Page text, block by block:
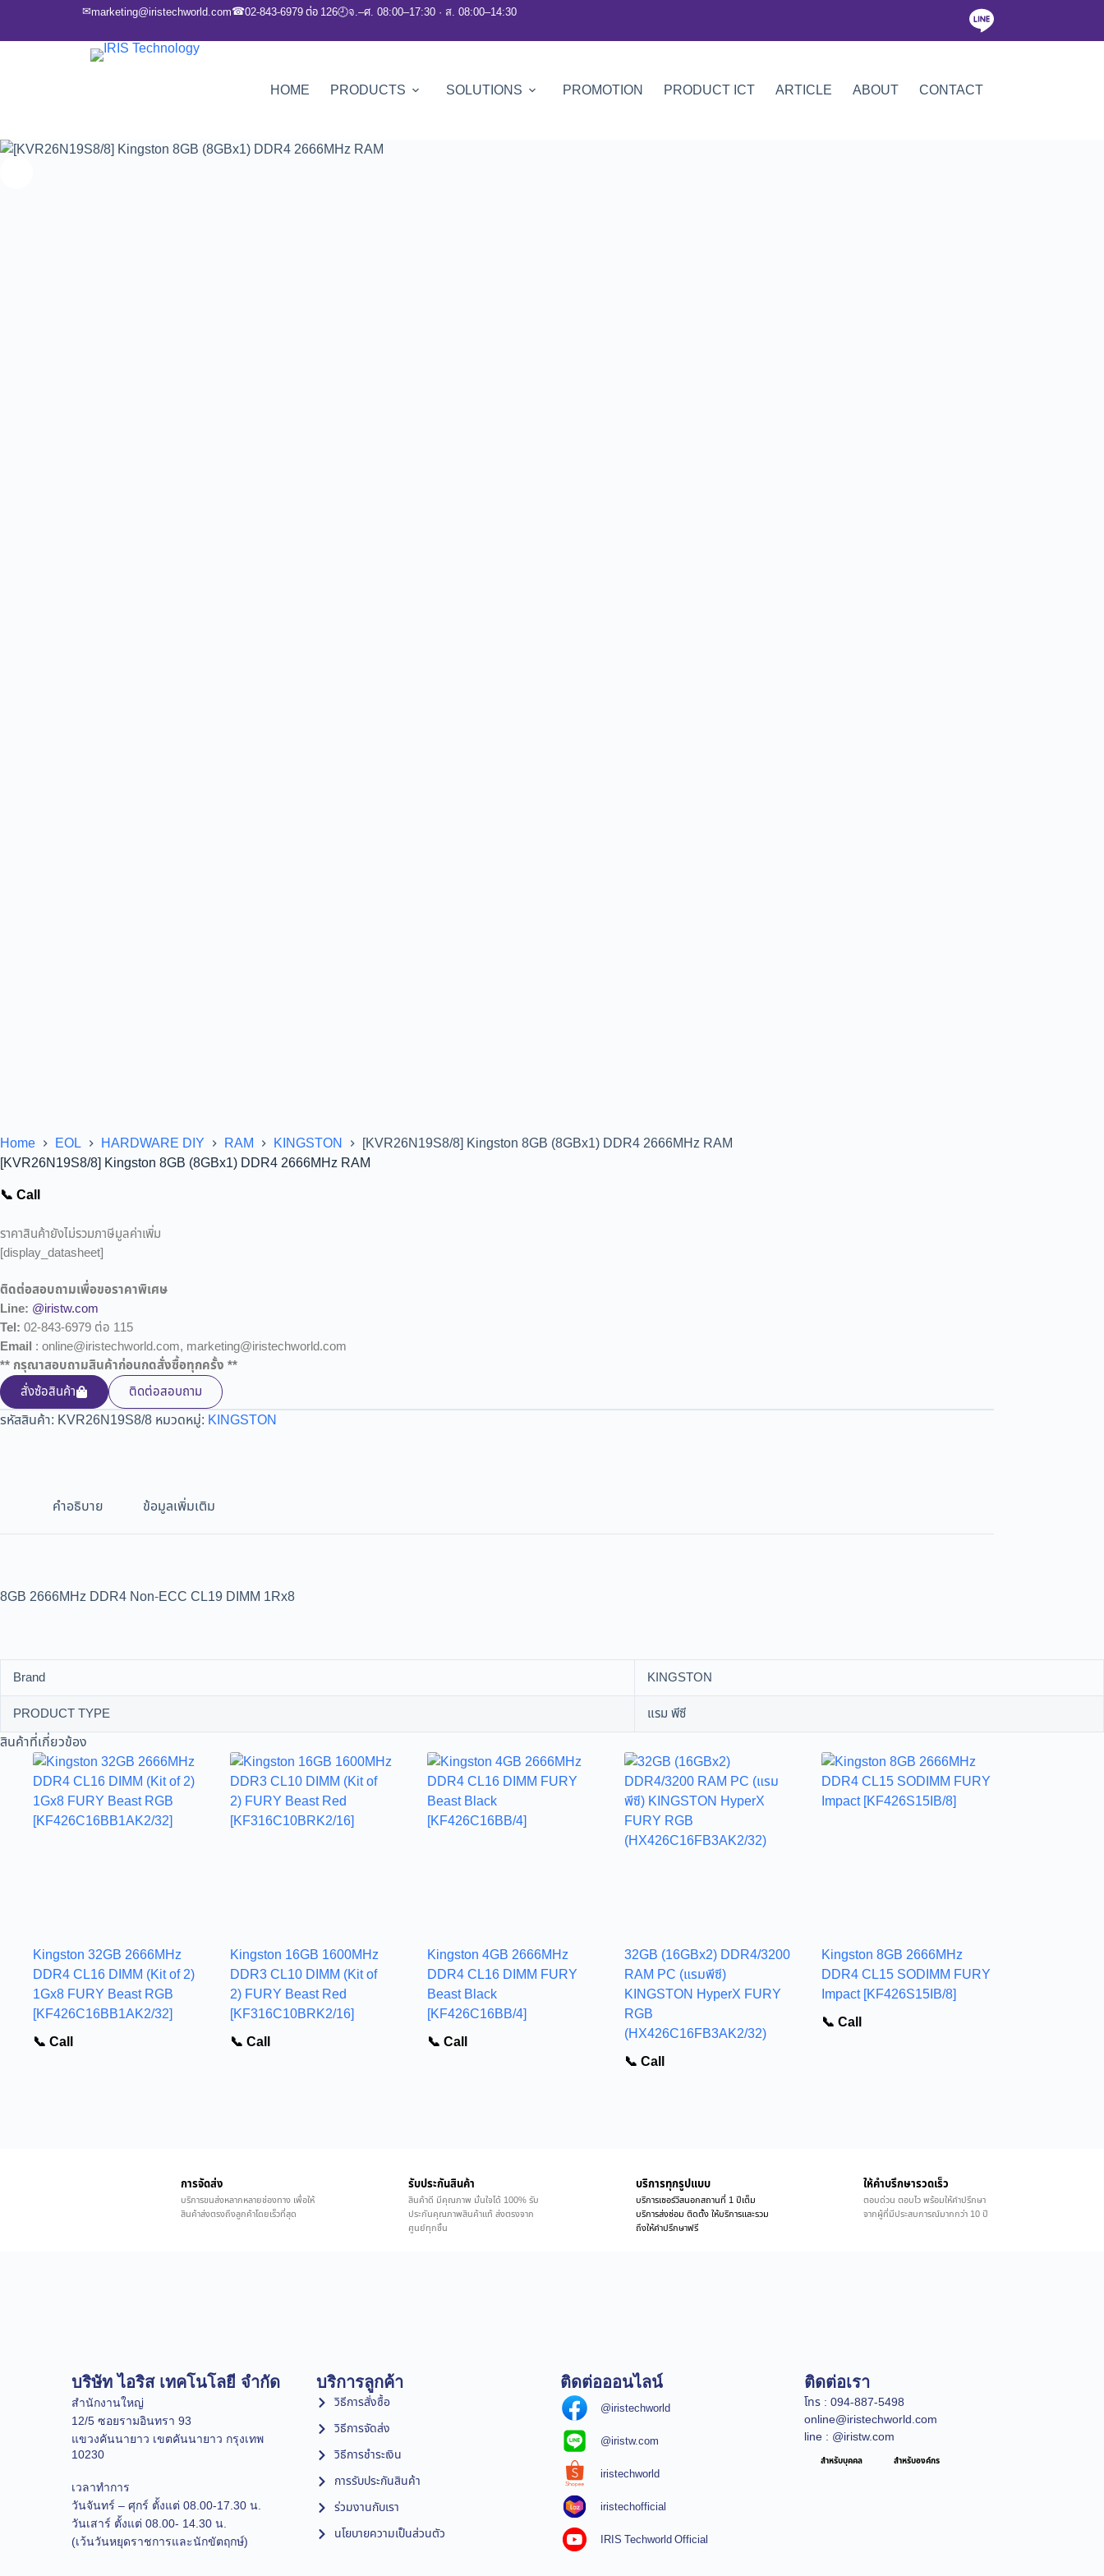
✉marketing@iristechworld.com☎02-843-6979 ต่อ 126🕘จ.–ศ. 08:00–17:30 · ส. 08:00–14:30
HOME PRODUCTS SOLUTIONS PROMOTION PRODUCT ICT ARTICLE ABOUT CONTACT
Home EOL HARDWARE DIY RAM KINGSTON
[KVR26N19S8/8] Kingston 8GB (8GBx1) DDR4 2666MHz RAM
[KVR26N19S8/8] Kingston 8GB (8GBx1) DDR4 2666MHz RAM
📞 Call
ราคาสินค้ายังไม่รวมภาษีมูลค่าเพิ่ม
[display_datasheet]
ติดต่อสอบถามเพื่อขอราคาพิเศษ
Line: @iristw.com
Tel: 02-843-6979 ต่อ 115
Email : online@iristechworld.com, marketing@iristechworld.com
** กรุณาสอบถามสินค้าก่อนกดสั่งซื้อทุกครั้ง **
สั่งซ้อสินค้า
ติดต่อสอบถาม
รหัสสินค้า: KVR26N19S8/8 หมวดหมู่: KINGSTON
คำอธิบาย ข้อมูลเพิ่มเติม
8GB 2666MHz DDR4 Non-ECC CL19 DIMM 1Rx8
Brand
KINGSTON
PRODUCT TYPE
แรม พีซี
สินค้าที่เกี่ยวข้อง
Kingston 32GB 2666MHz
DDR4 CL16 DIMM (Kit of 2)
1Gx8 FURY Beast RGB
[KF426C16BB1AK2/32]
📞 Call
Kingston 16GB 1600MHz
DDR3 CL10 DIMM (Kit of
2) FURY Beast Red
[KF316C10BRK2/16]
📞 Call
Kingston 4GB 2666MHz
DDR4 CL16 DIMM FURY
Beast Black
[KF426C16BB/4]
📞 Call
32GB (16GBx2) DDR4/3200
RAM PC (แรมพีซี)
KINGSTON HyperX FURY
RGB
(HX426C16FB3AK2/32)
📞 Call
Kingston 8GB 2666MHz
DDR4 CL15 SODIMM FURY
Impact [KF426S15IB/8]
📞 Call
การจัดส่ง
บริการขนส่งหลากหลายช่องทาง เพื่อให้
สินค้าส่งตรงถึงลูกค้าโดยเร็วที่สุด
รับประกันสินค้า
สินค้าดี มีคุณภาพ มั่นใจได้ 100% รับ
ประกันคุณภาพสินค้าแท้ ส่งตรงจาก
ศูนย์ทุกชิ้น
บริการทุกรูปแบบ
บริการเซอร์วิสนอกสถานที่ 1 ปีเต็ม
บริการส่งซ่อม ติดตั้ง ให้บริการและรวม
ถึงให้คำปรึกษาฟรี
ให้คำบรึกษารวดเร็ว
ตอบด่วน ตอบไว พร้อมให้คำปรึกษา
จากผู้ที่มีประสบการณ์มากกว่า 10 ปี
บริษัท ไอริส เทคโนโลยี จำกัด
สำนักงานใหญ่
12/5 ซอยรามอินทรา 93
แขวงคันนายาว เขตคันนายาว กรุงเทพ
10230
เวลาทำการ
วันจันทร์ – ศุกร์ ตั้งแต่ 08.00-17.30 น.
วันเสาร์ ตั้งแต่ 08.00- 14.30 น.
(เว้นวันหยุดราชการและนักขัตฤกษ์)
บริการลูกค้า
วิธีการสั่งซื้อ
วิธีการจัดส่ง
วิธีการชำระเงิน
การรับประกันสินค้า
ร่วมงานกับเรา
นโยบายความเป็นส่วนตัว
ติดต่อออนไลน์
@iristechworld
@iristw.com
iristechworld
iristechofficial
IRIS Techworld Official
ติดต่อเรา
โทร : 094-887-5498
online@iristechworld.com
line : @iristw.com
สำหรับบุคคล สำหรับองค์กร